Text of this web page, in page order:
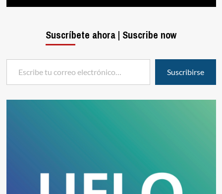
Suscríbete ahora | Suscribe now
Escribe tu correo electrónico…
Suscribirse